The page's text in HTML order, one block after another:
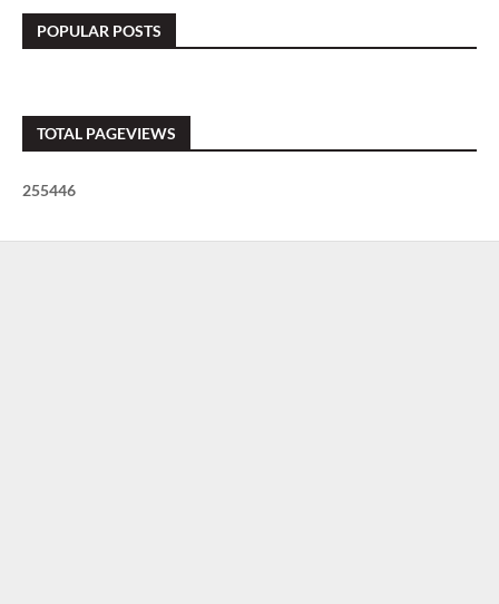
POPULAR POSTS
TOTAL PAGEVIEWS
255446